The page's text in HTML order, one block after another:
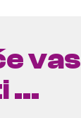
vas
...